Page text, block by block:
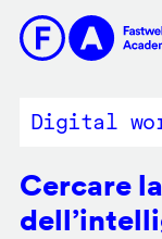
contenuto
Digital
Cercare